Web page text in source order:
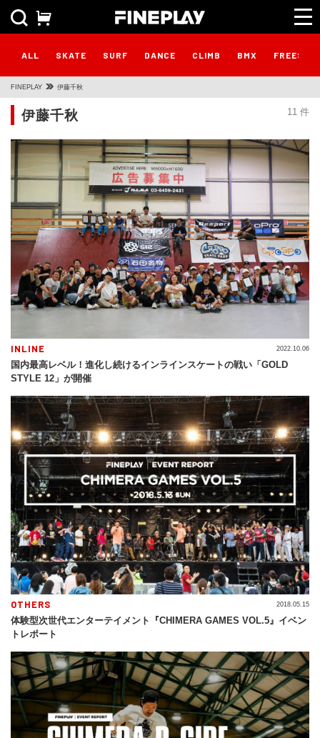
ALL SKATE SURF DANCE CLIMB BMX
FINEPLAY 伊藤千秋
11 件
伊藤千秋
INLINE
国内最高レベル！進化し続けるインラインスケートの戦い「GOLD
STYLE 12」が開催
2022.10.06
OTHERS
体験型次世代エンターテイメント『CHIMERA GAMES VOL.5』イベン
トレポート
2018.05.15